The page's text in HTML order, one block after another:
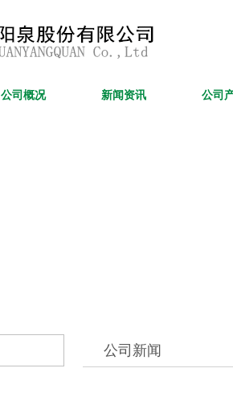
公司概况 新闻资讯 公司
公司新闻